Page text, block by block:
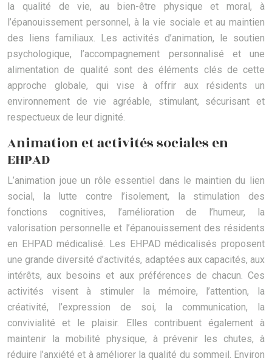
la qualité de vie, au bien-être physique et moral, à
l’épanouissement personnel, à la vie sociale et au maintien
des liens familiaux. Les activités d’animation, le soutien
psychologique, l’accompagnement personnalisé et une
alimentation de qualité sont des éléments clés de cette
approche globale, qui vise à offrir aux résidents un
environnement de vie agréable, stimulant, sécurisant et
respectueux de leur dignité.
Animation et activités sociales en
EHPAD
L’animation joue un rôle essentiel dans le maintien du lien
social, la lutte contre l’isolement, la stimulation des
fonctions cognitives, l’amélioration de l’humeur, la
valorisation personnelle et l’épanouissement des résidents
en EHPAD médicalisé. Les EHPAD médicalisés proposent
une grande diversité d’activités, adaptées aux capacités, aux
intérêts, aux besoins et aux préférences de chacun. Ces
activités visent à stimuler la mémoire, l’attention, la
créativité, l’expression de soi, la communication, la
convivialité et le plaisir. Elles contribuent également à
maintenir la mobilité physique, à prévenir les chutes, à
réduire l’anxiété et à améliorer la qualité du sommeil. Environ